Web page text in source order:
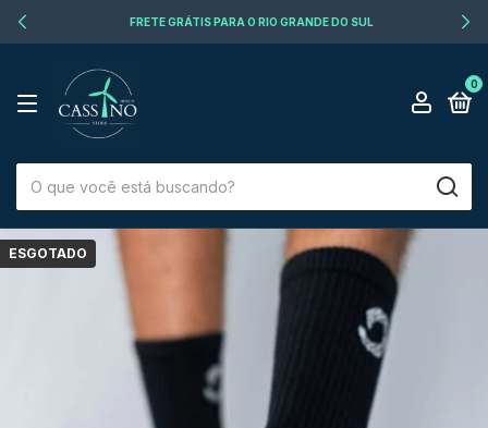
FRETE GRÁTIS PARA O RIO GRANDE DO SUL
0
ESGOTADO